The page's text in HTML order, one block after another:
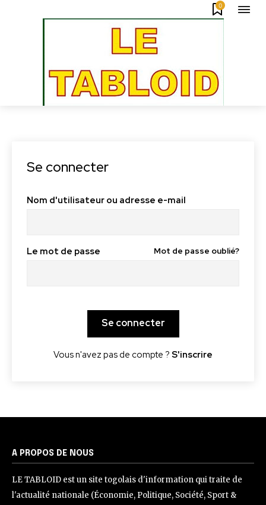
0
Se connecter
Nom d'utilisateur ou adresse e-mail
Le mot de passe Mot de passe oublié?
Se connecter
Vous n'avez pas de compte ? S'inscrire
A PROPOS DE NOUS
LE TABLOID est un site togolais d'information qui traite de
l'actualité nationale (Économie, Politique, Société, Sport &